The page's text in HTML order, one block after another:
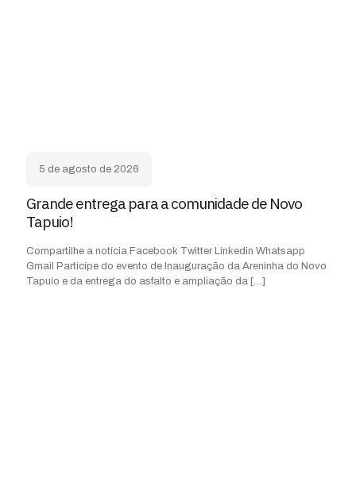
5 de agosto de 2026
Grande entrega para a comunidade de Novo
Tapuio!
Compartilhe a notícia Facebook Twitter Linkedin Whatsapp
Gmail Participe do evento de Inauguração da Areninha do Novo
Tapuio e da entrega do asfalto e ampliação da […]